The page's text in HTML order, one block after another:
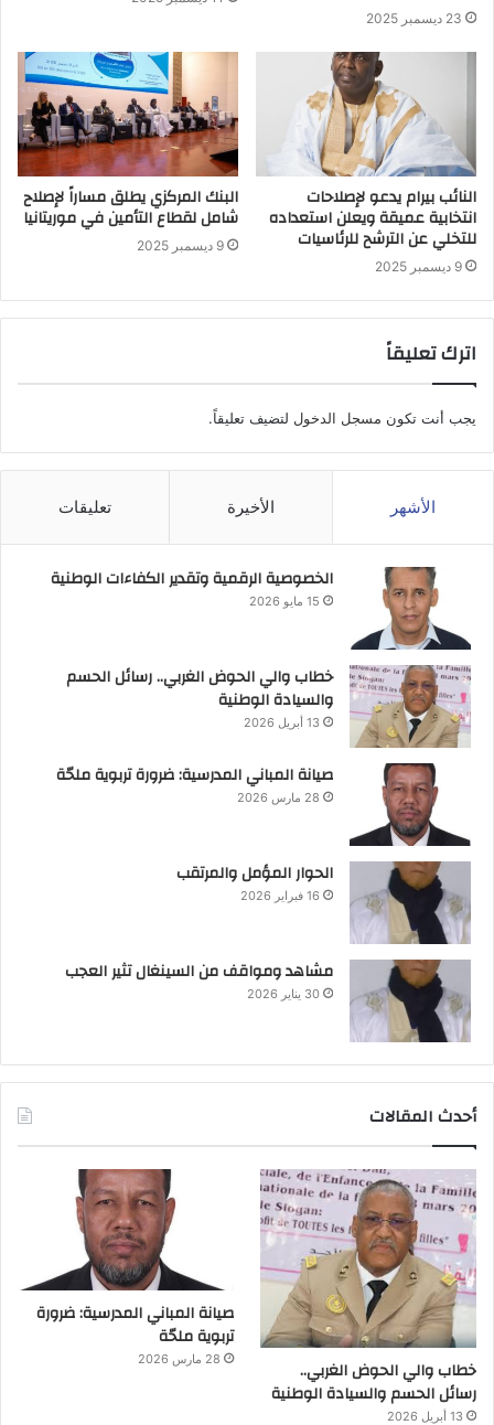
23 ديسمبر 2025
النائب بيرام يدعو لإصلاحات
انتخابية عميقة ويعلن استعداده
للتخلي عن الترشح للرئاسيات
9 ديسمبر 2025
البنك المركزي يطلق مساراً لإصلاح
شامل لقطاع التأمين في موريتانيا
9 ديسمبر 2025
اترك تعليقاً
يجب أنت تكون مسجل الدخول لتضيف تعليقاً.
الأشهر الأخيرة تعليقات
الخصوصية الرقمية وتقدير الكفاءات الوطنية
15 مايو 2026
خطاب والي الحوض الغربي.. رسائل الحسم
والسيادة الوطنية
13 أبريل 2026
صيانة المباني المدرسية: ضرورة تربوية ملحّة
28 مارس 2026
الحوار المؤمل والمرتقب
16 فبراير 2026
مشاهد ومواقف من السينغال تثير العجب
30 يناير 2026
أحدث المقالات
خطاب والي الحوض الغربي..
رسائل الحسم والسيادة الوطنية
13 أبريل 2026
صيانة المباني المدرسية: ضرورة
تربوية ملحّة
28 مارس 2026